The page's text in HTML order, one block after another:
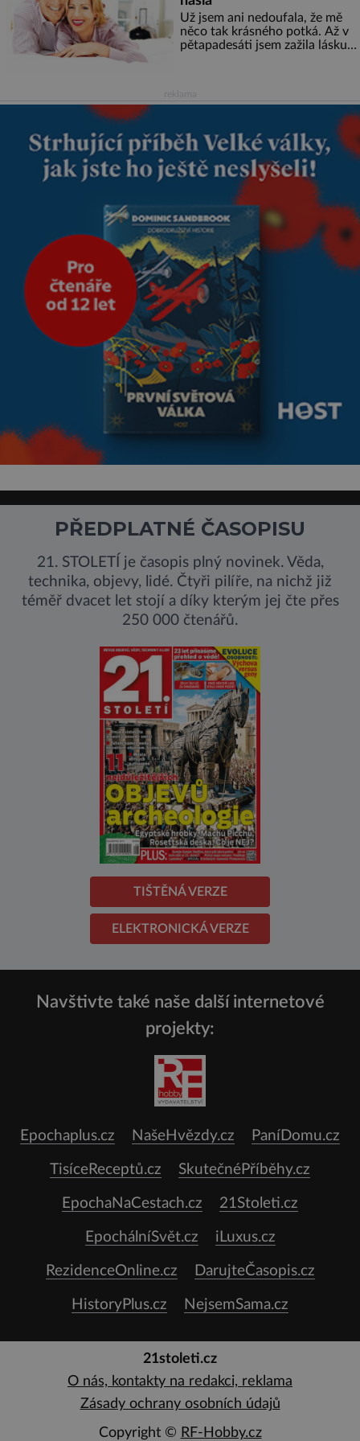
Už jsem ani nedoufala, že mě
něco tak krásného potká. Až v
pětapadesáti jsem zažila lásku
nás dali dohromady, Toník byl
dobře zaopatřený mladý muž.
Manželství nám oběma moc
nesvědčilo, brzy jsme zjistili, že
PŘEDPLATNÉ ČASOPISU
21. STOLETÍ je časopis plný novinek. Věda,
technika, objevy, lidé. Čtyři pilíře, na nichž již
téměř dvacet let stojí a díky kterým jej čte přes
250 000 čtenářů.
TIŠTĚNÁ VERZE
ELEKTRONICKÁ VERZE
Navštivte také naše další internetové
projekty:
Epochaplus.cz NašeHvězdy.cz PaníDomu.cz
TisíceReceptů.cz SkutečnéPříběhy.cz
EpochaNaCestach.cz 21Stoleti.cz
EpochálníSvět.cz iLuxus.cz
RezidenceOnline.cz DarujteČasopis.cz
HistoryPlus.cz NejsemSama.cz
21stoleti.cz
O nás, kontakty na redakci, reklama
Zásady ochrany osobních údajů
Copyright © RF-Hobby.cz